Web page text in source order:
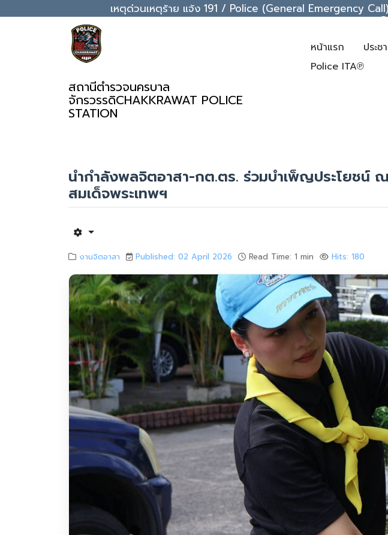
เหตุด่วนเหตุร้าย แจ้ง 191 / Police (General Emergency
สถานีตำรวจนครบาล
จักรวรรดิCHAKKRAWAT POLICE
STATION
หน้าแรก ประ
Police ITA℗
นำกำลังพลจิตอาสา-กต.ตร. ร่วมบำเพ็ญประโยชน์
สมเด็จพระเทพฯ
งานจิตอาสา Published: 02 April 2026 Read Time: 1 min Hits: 180